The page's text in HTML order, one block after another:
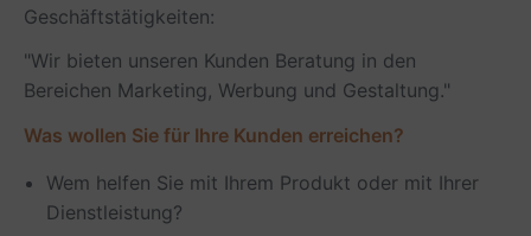
Geschäftstätigkeiten:
"Wir bieten unseren Kunden Beratung in den
Bereichen Marketing, Werbung und Gestaltung."
Was wollen Sie für Ihre Kunden erreichen?
Wem helfen Sie mit Ihrem Produkt oder mit Ihrer
Dienstleistung?